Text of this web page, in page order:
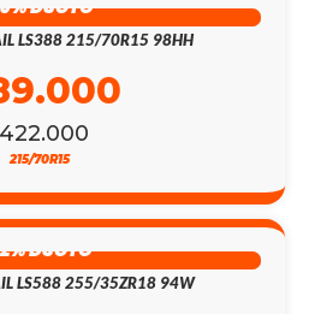
DSCTO
LS388 215/70R15 98HH
215/70R15
DSCTO
LS588 255/35ZR18 94W